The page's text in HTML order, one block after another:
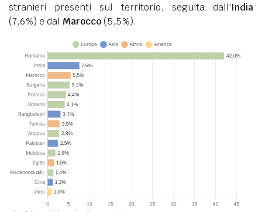
stranieri presenti sul territorio, seguita dall'India
(7,6%) e dal Marocco(5,5%).